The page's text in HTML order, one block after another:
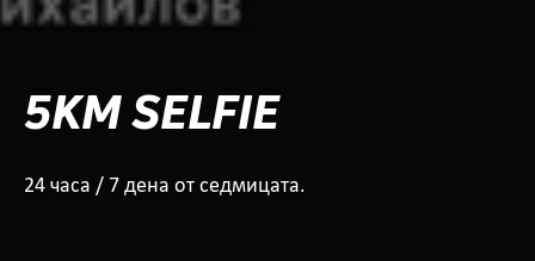
5KM SELFIE
24 часа / 7 дена от седмицата.